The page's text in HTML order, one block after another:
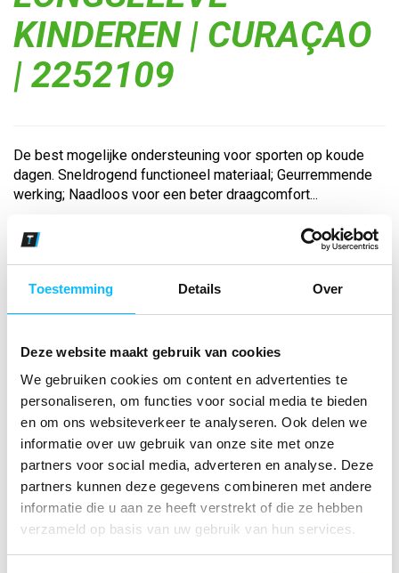
Toestemming Details Over
Deze website maakt gebruik van cookies
We gebruiken cookies om content en advertenties te
personaliseren, om functies voor social media te bieden
en om ons websiteverkeer te analyseren. Ook delen we
informatie over uw gebruik van onze site met onze
partners voor social media, adverteren en analyse. Deze
partners kunnen deze gegevens combineren met andere
informatie die u aan ze heeft verstrekt of die ze hebben
verzameld op basis van uw gebruik van hun services.
KINDEREN | CURAÇAO
| 2252109
De best mogelijke ondersteuning voor sporten op koude
dagen. Sneldrogend functioneel materiaal; Geurremmende
werking; Naadloos voor een beter draagcomfort...
curaçao
Maat
*Gratis verzending vanaf €150,- exclusief BTW
Kies kleur/maat
€ 24,50 € 31 ,40 excl BTW